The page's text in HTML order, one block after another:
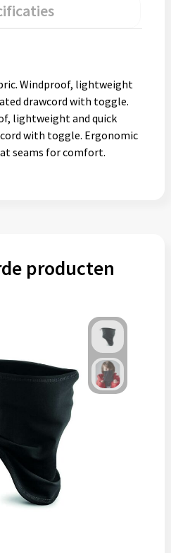
Windproof, lightweight
drawcord with toggle.
lightweight and quick
with toggle. Ergonomic
seams for comfort.
producten